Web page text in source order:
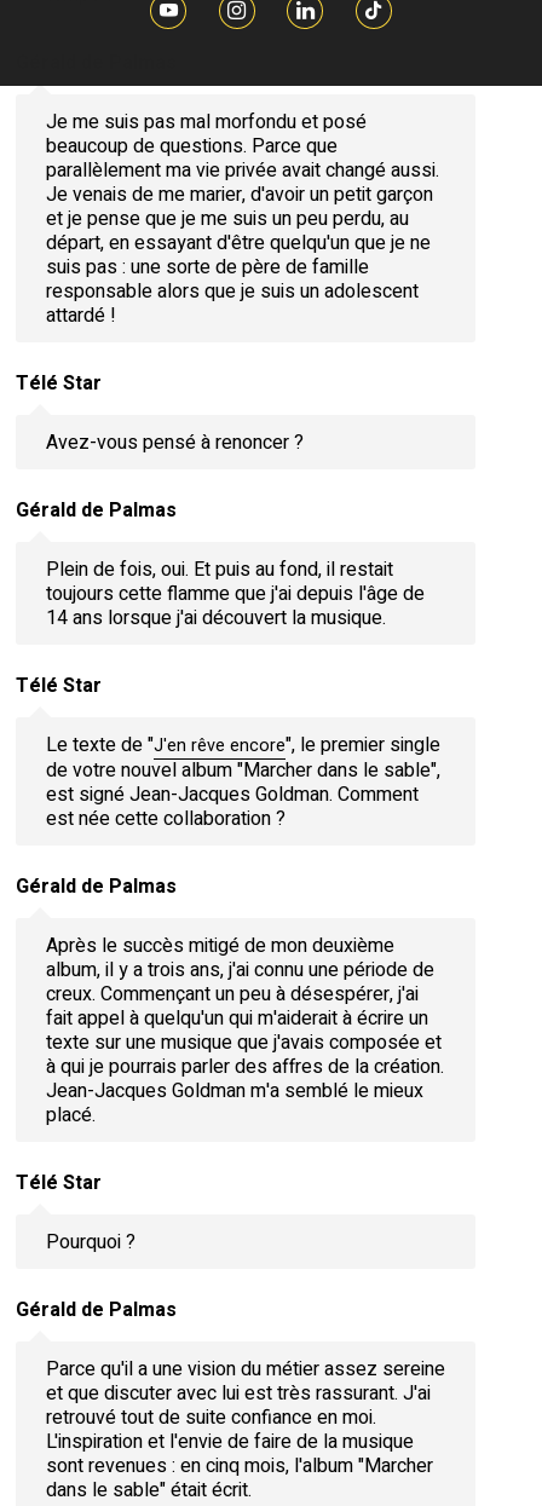
Je me suis pas mal morfondu et posé
beaucoup de questions. Parce que
parallèlement ma vie privée avait changé aussi.
Je venais de me marier, d'avoir un petit garçon
et je pense que je me suis un peu perdu, au
départ, en essayant d'être quelqu'un que je ne
suis pas : une sorte de père de famille
responsable alors que je suis un adolescent
attardé !
Télé Star
Avez-vous pensé à renoncer ?
Gérald de Palmas
Plein de fois, oui. Et puis au fond, il restait
toujours cette flamme que j'ai depuis l'âge de
14 ans lorsque j'ai découvert la musique.
Télé Star
Le texte de "J'en rêve encore", le premier single
de votre nouvel album "Marcher dans le sable",
est signé Jean-Jacques Goldman. Comment
est née cette collaboration ?
Gérald de Palmas
Après le succès mitigé de mon deuxième
album, il y a trois ans, j'ai connu une période de
creux. Commençant un peu à désespérer, j'ai
fait appel à quelqu'un qui m'aiderait à écrire un
texte sur une musique que j'avais composée et
à qui je pourrais parler des affres de la création.
Jean-Jacques Goldman m'a semblé le mieux
placé.
Télé Star
Pourquoi ?
Gérald de Palmas
Parce qu'il a une vision du métier assez sereine
et que discuter avec lui est très rassurant. J'ai
retrouvé tout de suite confiance en moi.
L'inspiration et l'envie de faire de la musique
sont revenues : en cinq mois, l'album "Marcher
dans le sable" était écrit.